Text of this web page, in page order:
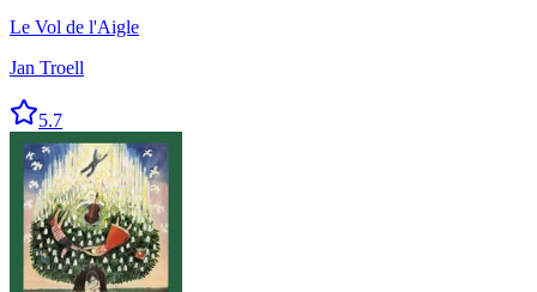
Le Vol de l'Aigle
Jan Troell
5.7